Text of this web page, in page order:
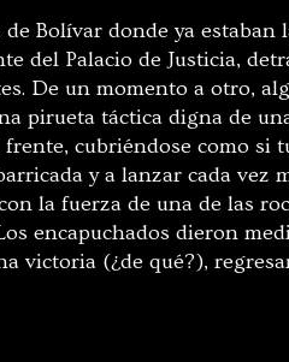
Bolívar donde ya estaban
del Palacio de Justicia,
De un momento a otro,
pirueta táctica digna de
cubriéndose como si
y a lanzar cada vez
la fuerza de una de las
encapuchados dieron
victoria (¿de qué?),